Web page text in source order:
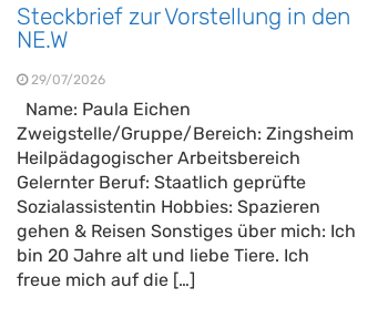
Steckbrief zur Vorstellung in den
NE.W
29/07/2026
Name: Paula Eichen
Zweigstelle/Gruppe/Bereich: Zingsheim
Heilpädagogischer Arbeitsbereich
Gelernter Beruf: Staatlich geprüfte
Sozialassistentin Hobbies: Spazieren
gehen & Reisen Sonstiges über mich: Ich
bin 20 Jahre alt und liebe Tiere. Ich
freue mich auf die […]